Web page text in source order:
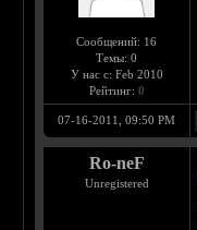
Сообщений: 16
Темы: 0
У нас с: Feb 2010
Рейтинг: 0
07-16-2011, 09:50 PM
Ro-neF
Unregistered